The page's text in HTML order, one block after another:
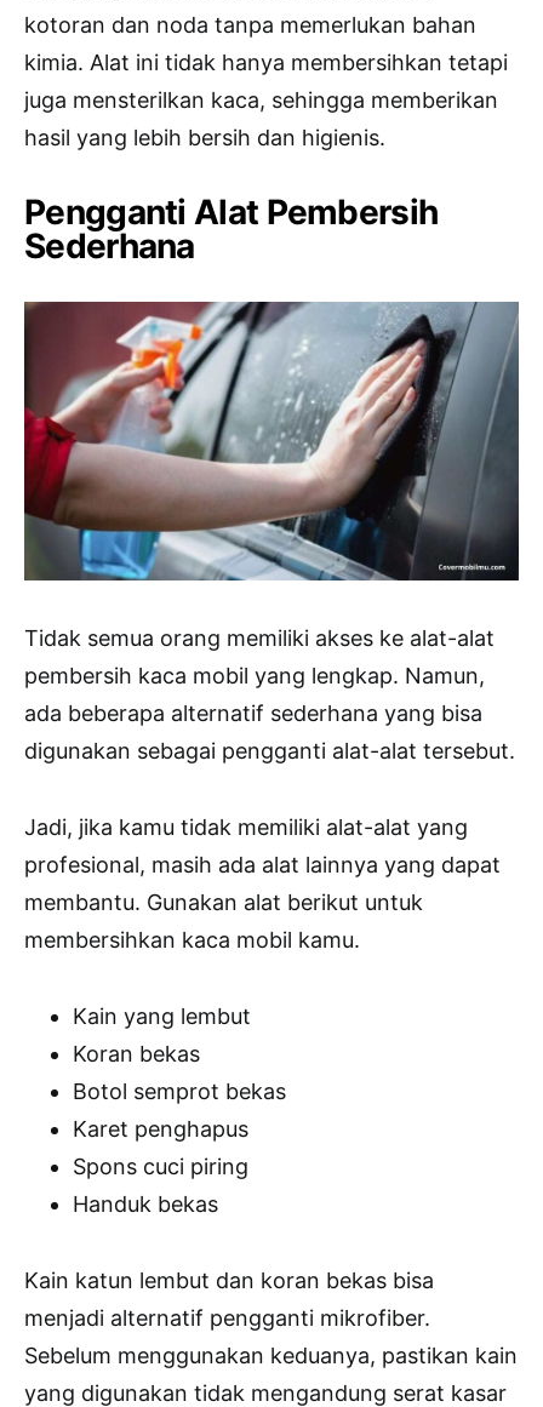
kotoran dan noda tanpa memerlukan bahan
kimia. Alat ini tidak hanya membersihkan tetapi
juga mensterilkan kaca, sehingga memberikan
hasil yang lebih bersih dan higienis.
Pengganti Alat Pembersih
Sederhana
Tidak semua orang memiliki akses ke alat-alat
pembersih kaca mobil yang lengkap. Namun,
ada beberapa alternatif sederhana yang bisa
digunakan sebagai pengganti alat-alat tersebut.
Jadi, jika kamu tidak memiliki alat-alat yang
profesional, masih ada alat lainnya yang dapat
membantu. Gunakan alat berikut untuk
membersihkan kaca mobil kamu.
Kain yang lembut
Koran bekas
Botol semprot bekas
Karet penghapus
Spons cuci piring
Handuk bekas
Kain katun lembut dan koran bekas bisa
menjadi alternatif pengganti mikrofiber.
Sebelum menggunakan keduanya, pastikan kain
yang digunakan tidak mengandung serat kasar